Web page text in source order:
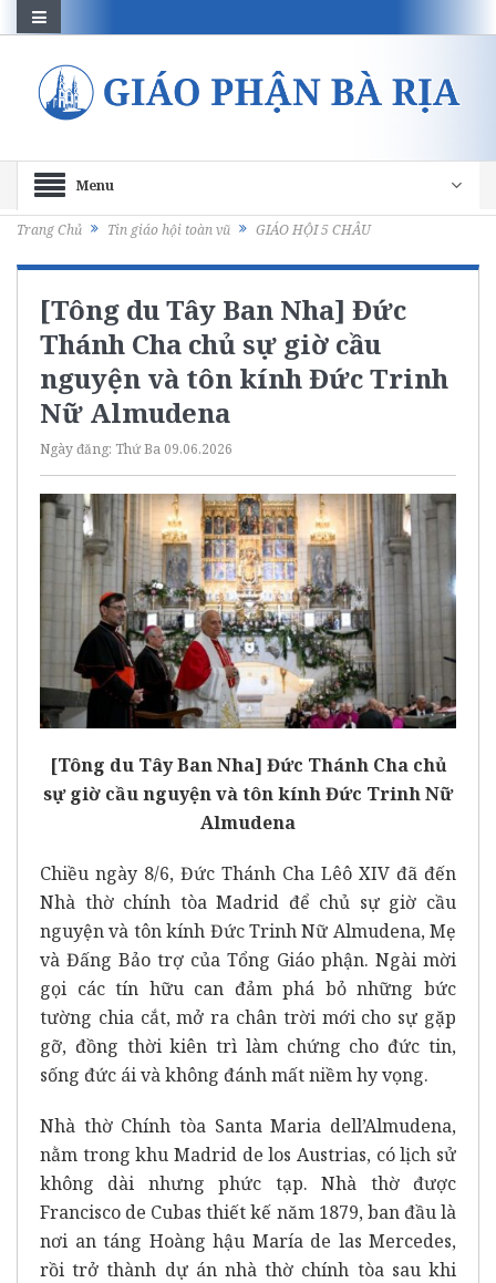
Menu
Trang Chủ Tin giáo hội toàn vũ GIÁO HỘI 5 CHÂU
[Tông du Tây Ban Nha] Đức
Thánh Cha chủ sự giờ cầu
nguyện và tôn kính Đức Trinh
Nữ Almudena
Ngày đăng: Thứ Ba 09.06.2026
[Tông du Tây Ban Nha] Đức Thánh Cha chủ
sự giờ cầu nguyện và tôn kính Đức Trinh Nữ
Almudena
Chiều ngày 8/6, Đức Thánh Cha Lêô XIV đã đến
Nhà thờ chính tòa Madrid để chủ sự giờ cầu
nguyện và tôn kính Đức Trinh Nữ Almudena, Mẹ
và Đấng Bảo trợ của Tổng Giáo phận. Ngài mời
gọi các tín hữu can đảm phá bỏ những bức
tường chia cắt, mở ra chân trời mới cho sự gặp
gỡ, đồng thời kiên trì làm chứng cho đức tin,
sống đức ái và không đánh mất niềm hy vọng.
Nhà thờ Chính tòa Santa Maria dell’Almudena,
nằm trong khu Madrid de los Austrias, có lịch sử
không dài nhưng phức tạp. Nhà thờ được
Francisco de Cubas thiết kế năm 1879, ban đầu là
nơi an táng Hoàng hậu María de las Mercedes,
rồi trở thành dự án nhà thờ chính tòa sau khi